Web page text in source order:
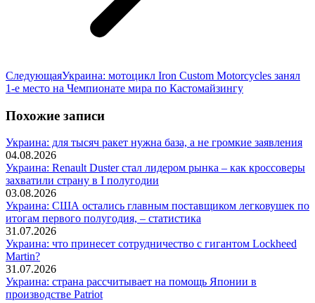
СледующаяСледующая
запись:
Украина: мотоцикл Iron Custom Motorcycles занял
1-е место на Чемпионате мира по Кастомайзингу
Похожие записи
Украина: для тысяч ракет нужна база, а не громкие заявления
04.08.2026
Украина: Renault Duster стал лидером рынка – как кроссоверы
захватили страну в I полугодии
03.08.2026
Украина: США остались главным поставщиком легковушек по
итогам первого полугодия, – статистика
31.07.2026
Украина: что принесет сотрудничество с гигантом Lockheed
Martin?
31.07.2026
Украина: страна рассчитывает на помощь Японии в
производстве Patriot